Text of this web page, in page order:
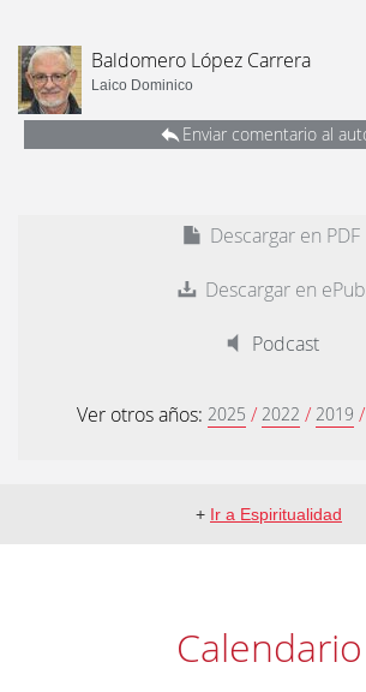
Baldomero López Carrera
Laico Dominico
Enviar comentario al
Descargar en PDF
Descargar en ePub
Podcast
Ver otros años: 2025 / 2022 / 2019 /
+ Ir a Espiritualidad
Calendario